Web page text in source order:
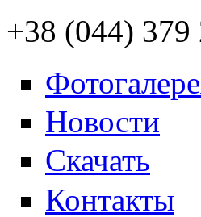
+38 (044) 379
Новости
Скачать
Контакты